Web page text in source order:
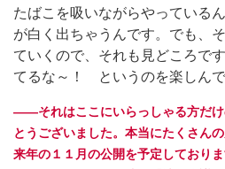
たばこを吸いながらやっている
が白く出ちゃうんです。でも、
ていくので、それも見どころで
てるな～！ というのを楽しんで
――それはここにいらっしゃる方だ
とうございました。本当にたくさん
来年の１１月の公開を予定しており